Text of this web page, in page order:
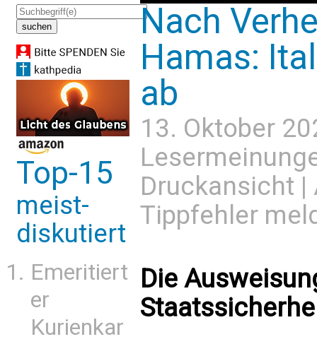
Top-15
meist-
diskutiert
Emeritiert
er
Kurienkar
Nach
Hamas:
ab
13. Oktober
Druckansicht |
Tippfehler
Die